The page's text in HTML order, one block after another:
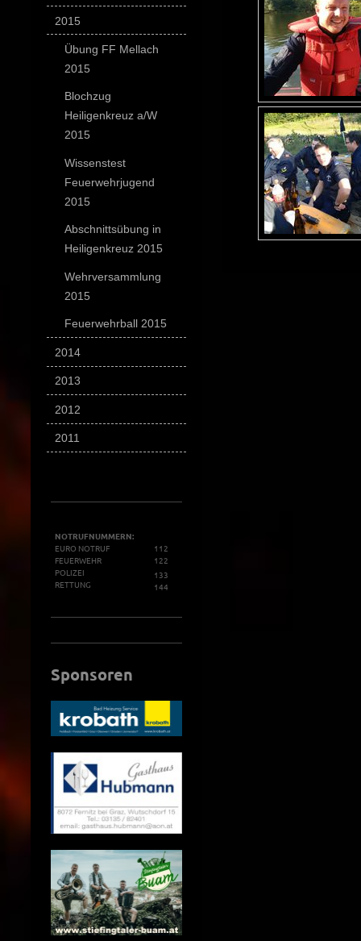
2015
Übung FF Mellach
2015
Blochzug
Heiligenkreuz a/W
2015
Wissenstest
Feuerwehrjugend
2015
Abschnittsübung in
Heiligenkreuz 2015
Wehrversammlung
2015
Feuerwehrball 2015
2014
2013
2012
2011
NOTRUFNUMMERN:
EURO NOTRUF
FEUERWEHR
POLIZEI
RETTUNG
112
122
133
144
Sponsoren